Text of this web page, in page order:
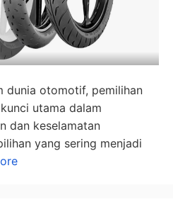
dunia otomotif, pemilihan
utama dalam
dan keselamatan
yang sering menjadi